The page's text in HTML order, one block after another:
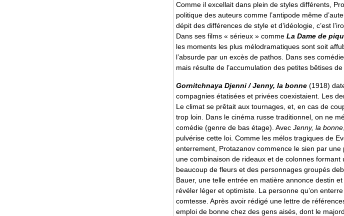
Comme il excellait dans plein de styles différents,
politique des auteurs comme l’antipode même
dépit des différences de style et d’idéologie, c’est
Dans ses films « sérieux » comme La Dame de
les moments les plus mélodramatiques sont soit
l’absurde par un excès de pathos. Dans ses
mais résulte de l’accumulation des petites bêtises
Gornitchnaya Djenni / Jenny, la bonne (1918)
compagnies étatisées et privées coexistaient. Les
Le climat se prêtait aux tournages, et, en cas de
trop loin. Dans le cinéma russe traditionnel, on ne
comédie (genre de bas étage). Avec Jenny, la bonne
pulvérise cette loi. Comme les mélos tragiques de
enterrement, Protazanov commence le sien par une
une combinaison de rideaux et de colonnes formant
beaucoup de fleurs et des personnages groupés
Bauer, une telle entrée en matière annonce destin
révéler léger et optimiste. La personne qu’on
comtesse. Après avoir rédigé une lettre de
emploi de bonne chez des gens aisés, dont le